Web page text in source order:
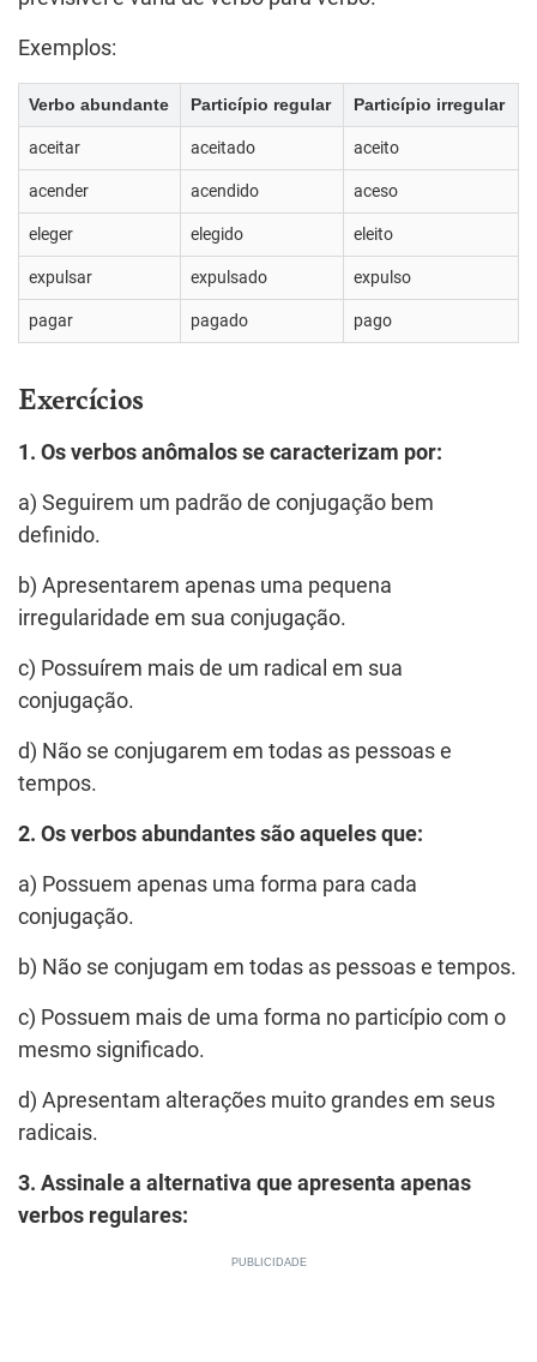
Exemplos:
Verbo abundante Particípio regular Particípio irregular
aceitar aceitado aceito
acender acendido aceso
eleger elegido eleito
expulsar expulsado expulso
pagar pagado pago
Exercícios
1. Os verbos anômalos se caracterizam por:
a) Seguirem um padrão de conjugação bem
definido.
b) Apresentarem apenas uma pequena
irregularidade em sua conjugação.
c) Possuírem mais de um radical em sua
conjugação.
d) Não se conjugarem em todas as pessoas e
tempos.
2. Os verbos abundantes são aqueles que:
a) Possuem apenas uma forma para cada
conjugação.
b) Não se conjugam em todas as pessoas e tempos.
c) Possuem mais de uma forma no particípio com o
mesmo significado.
d) Apresentam alterações muito grandes em seus
radicais.
3. Assinale a alternativa que apresenta apenas
verbos regulares: